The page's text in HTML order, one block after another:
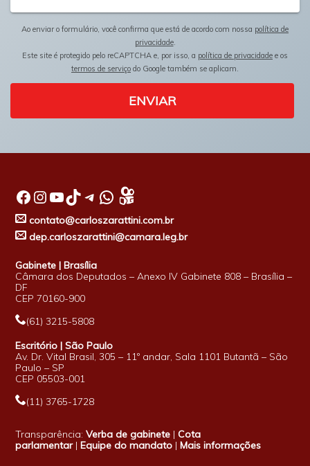
Ao enviar o formulário, você confirma que está de acordo com nossa política de
privacidade.
Este site é protegido pelo reCAPTCHA e, por isso, a política de privacidade e os
termos de serviço do Google também se aplicam.
ENVIAR
Facebook InstagramYoutube TikTok Telegram WhatsApp
contato@carloszarattini.com.br
dep.carloszarattini@camara.leg.br
Gabinete | Brasília
Câmara dos Deputados – Anexo IV Gabinete 808 – Brasília –
DF
CEP 70160-900
(61) 3215-5808
Escritório | São Paulo
Av. Dr. Vital Brasil, 305 – 11º andar, Sala 1101 Butantã – São
Paulo – SP
CEP 05503-001
(11) 3765-1728
Transparência:Verba de gabinete |Cota
parlamentar|Equipe do mandato |Mais informações